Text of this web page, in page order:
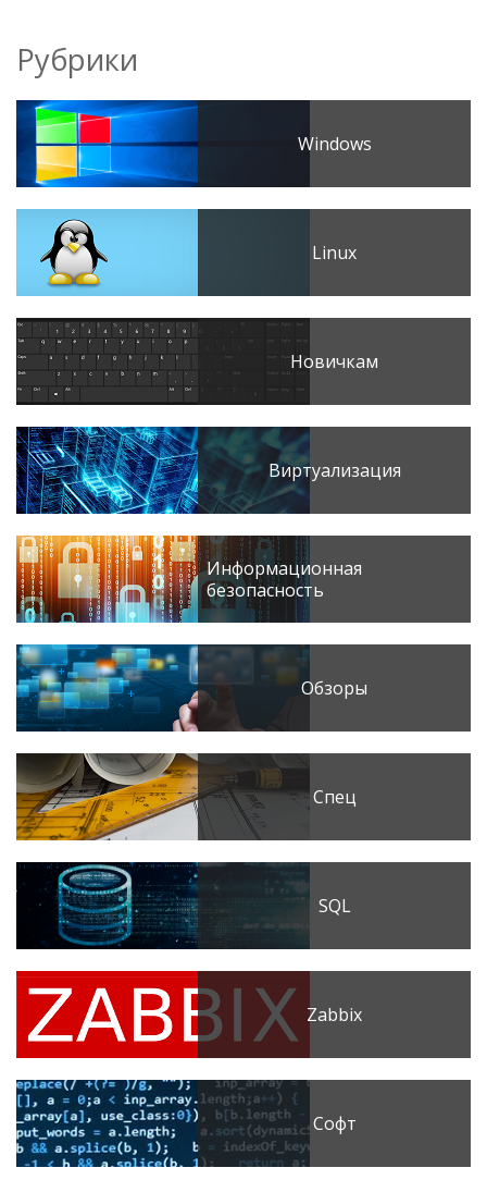
Рубрики
Windows
Linux
Новичкам
Виртуализация
Информационная
безопасность
Обзоры
Спец
SQL
Zabbix
Софт